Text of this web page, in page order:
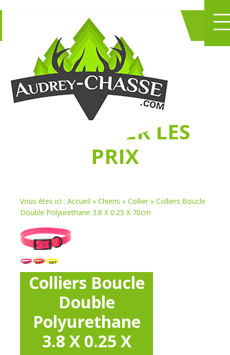
NE PERDEZ PLUS
DE TEMPS
CHASSER LES
PRIX
Vous êtes ici : Accueil » Chiens » Collier » Colliers Boucle
Double Polyurethane 3.8 X 0.25 X 70cm
Colliers Boucle
Double
Polyurethane
3.8 X 0.25 X